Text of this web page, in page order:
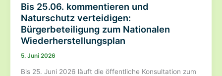
Bis 25.06. kommentieren und
Naturschutz verteidigen:
Bürgerbeteiligung zum Nationalen
Wiederherstellungsplan
5. Juni 2026
Bis 25. Juni 2026 läuft die öffentliche Konsultation zum